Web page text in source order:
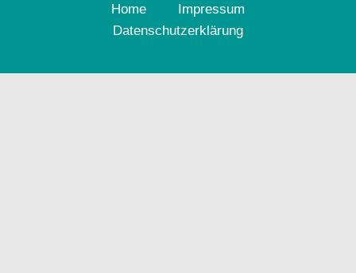
Home
Impressum
Datenschutz­erklärung